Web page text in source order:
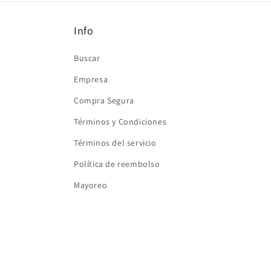
Info
Buscar
Empresa
Compra Segura
Términos y Condiciones
Términos del servicio
Política de reembolso
Mayoreo